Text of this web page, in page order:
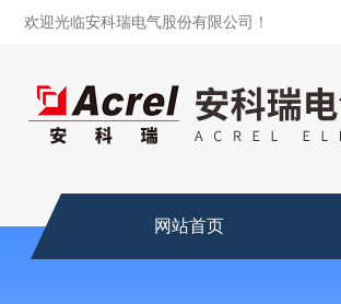
欢迎光临安科瑞电气股份有限公司！
网站首页